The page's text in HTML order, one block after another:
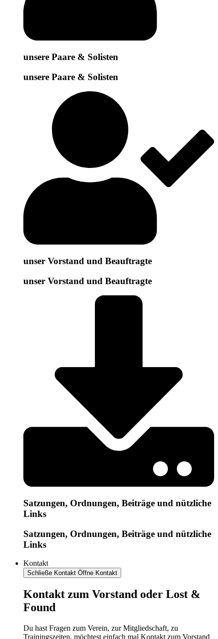
unsere Paare & Solisten
unsere Paare & Solisten
unser Vorstand und Beauftragte
unser Vorstand und Beauftragte
Satzungen, Ordnungen, Beiträge und nützliche
Links
Satzungen, Ordnungen, Beiträge und nützliche
Links
Kontakt
Schließe Kontakt Öffne Kontakt
Kontakt zum Vorstand oder Lost &
Found
Du hast Fragen zum Verein, zur Mitgliedschaft, zu
Trainingszeiten, möchtest einfach mal Kontakt zum Vorstand